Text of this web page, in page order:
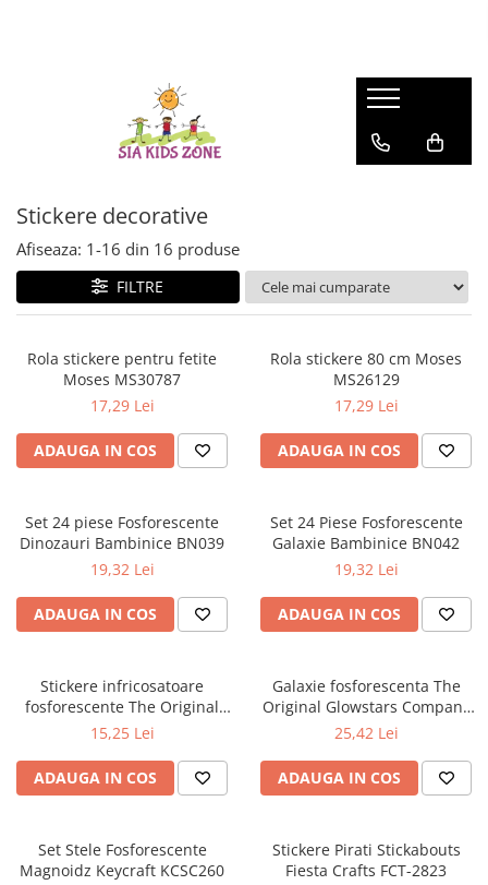
Ghiozdane scoala
Ghiozdane troler pentru scoala
Instrumente de scris si desenat
HUNTRIX K-POP
Accesorii Beauty
Prosop de baie
Patururi Baieti
Accesorii pentru petrecere
Umbrele
Stickere decorative
Afiseaza: 1-16 din 16 produse
FILTRE
Rola stickere pentru fetite
Moses MS30787
17,29 Lei
ADAUGA IN COS
Rola stickere 80 cm Moses
MS26129
17,29 Lei
ADAUGA IN COS
Set 24 piese Fosforescente
Dinozauri Bambinice BN039
19,32 Lei
ADAUGA IN COS
Set 24 Piese Fosforescente
Galaxie Bambinice BN042
19,32 Lei
ADAUGA IN COS
Stickere infricosatoare
fosforescente The Original
Glowstars Company B8004
15,25 Lei
ADAUGA IN COS
Galaxie fosforescenta The
Original Glowstars Company
B8601
25,42 Lei
ADAUGA IN COS
Set Stele Fosforescente
Magnoidz Keycraft KCSC260
Stickere Pirati Stickabouts
Fiesta Crafts FCT-2823